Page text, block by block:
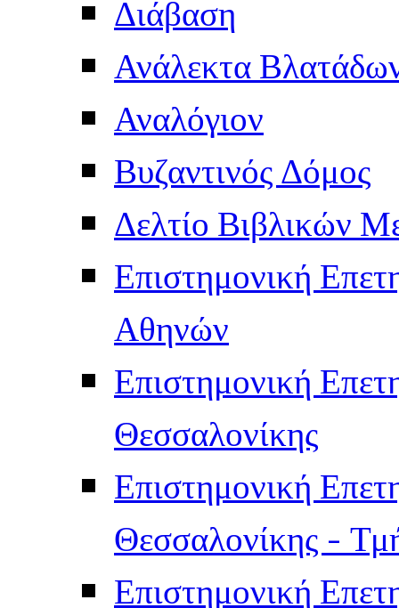
Διάβαση
Ανάλεκτα
Αναλόγιον
Βυζαντινός Δόμος
Δελτίο Βιβλικών
Επιστημονική
Αθηνών
Επιστημονική
Θεσσαλονίκης
Επιστημονική
Θεσσαλονίκης -
Επιστημονική